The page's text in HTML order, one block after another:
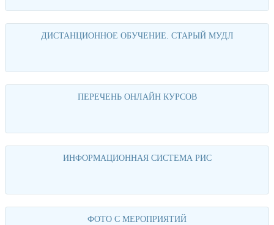
ДИСТАНЦИОННОЕ ОБУЧЕНИЕ. СТАРЫЙ МУДЛ
ПЕРЕЧЕНЬ ОНЛАЙН КУРСОВ
ИНФОРМАЦИОННАЯ СИСТЕМА РИС
ФОТО С МЕРОПРИЯТИЙ